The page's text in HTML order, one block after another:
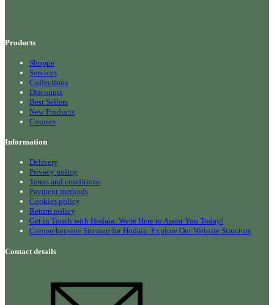
Products
Shoppe
Services
Collections
Discounts
Best Sellers
New Products
Courses
Information
Delivery
Privacy policy
Terms and conditions
Payment methods
Cookies policy
Return policy
Get in Touch with Hodaia: We're Here to Assist You Today!
Comprehensive Sitemap for Hodaia: Explore Our Website Structure
Contact details